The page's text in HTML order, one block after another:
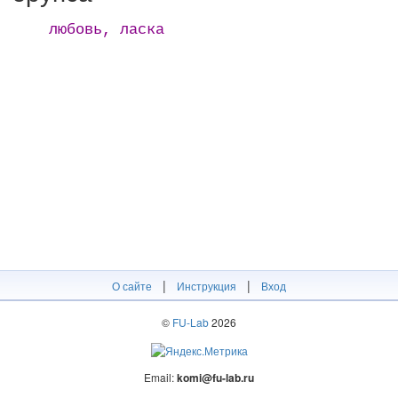
любовь, ласка
О сайте | Инструкция | Вход
© FU-Lab2026
Email:komi@fu-lab.ru